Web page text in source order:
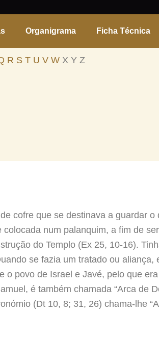
Organigrama Ficha Técnica
R S T U V W X Y Z
cofre que se destinava a guardar o
num palanquim, a fim de
do Templo (Ex 25, 10-16).
se fazia um tratado ou aliança,
povo de Israel e Javé, pelo que
é também chamada “Arca de
(Dt 10, 8; 31, 26) chama-lhe